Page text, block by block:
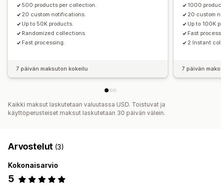
500 products per collection.
20 custom notifications.
Up to 50K products.
Randomized collections.
Fast processing.
7 päivän maksuton kokeilu
1000
20 custom
Up to 100K
Fast
2 Instant
7 päivän
Kaikki maksut laskutetaan valuutassa USD. Toistuvat ja
käyttöperusteiset maksut laskutetaan 30 päivän välein.
Arvostelut (3)
Kokonaisarvio
5